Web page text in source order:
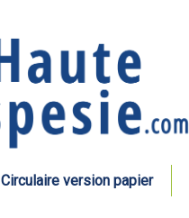
Circulaire version papier